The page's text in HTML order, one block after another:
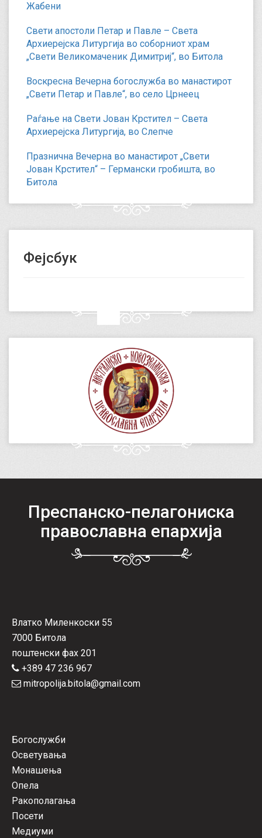
Жабени
Свети апостоли Петар и Павле – Света
Архиерејска Литургија во соборниот храм
„Свети Великомаченик Димитриј“, во Битола
Воскресна Вечерна богослужба во манастирот
„Свети Петар и Павле“, во село Црнеец
Раѓање на Свети Јован Крстител – Света
Архиерејска Литургија, во Слепче
Празнична Вечерна во манастирот „Свети
Јован Крстител“ – Германски гробишта, во
Битола
Фејсбук
Преспанско-пелагониска
православна епархија
Влатко Миленкоски 55
7000 Битола
поштенски фах 201
+389 47 236 967
mitropolija.bitola@gmail.com
Богослужби
Осветувања
Монашења
Опела
Ракополагања
Посети
Медиуми